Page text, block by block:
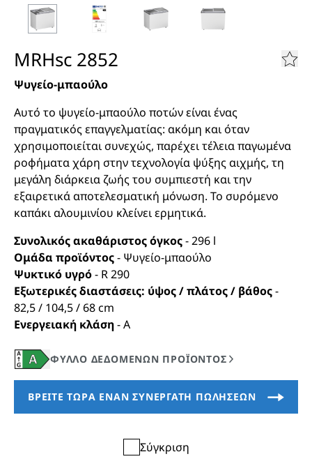
MRHsc 2852
Ψυγείο-μπαούλο
Αυτό το ψυγείο-μπαούλο ποτών είναι ένας
πραγματικός επαγγελματίας: ακόμη και όταν
χρησιμοποιείται συνεχώς, παρέχει τέλεια παγωμένα
ροφήματα χάρη στην τεχνολογία ψύξης αιχμής, τη
μεγάλη διάρκεια ζωής του συμπιεστή και την
εξαιρετικά αποτελεσματική μόνωση. Το συρόμενο
καπάκι αλουμινίου κλείνει ερμητικά.
Συνολικός ακαθάριστος όγκος-296 l
Ομάδα προϊόντος- Ψυγείο-μπαούλο
Ψυκτικό υγρό- R 290
Εξωτερικές διαστάσεις: ύψος / πλάτος / βάθος-
82,5 / 104,5 / 68cm
Ενεργειακή κλάση-A
Σύγκριση